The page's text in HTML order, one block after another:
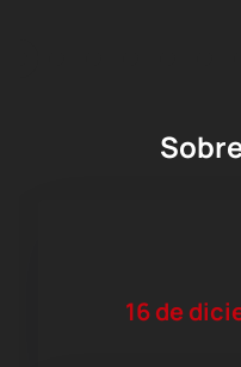
16 de